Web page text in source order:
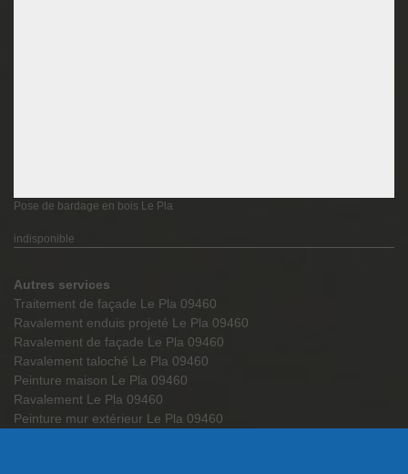
Pose de bardage en bois Le Pla
indisponible
Autres services
Traitement de façade Le Pla 09460
Ravalement enduis projeté Le Pla 09460
Ravalement de façade Le Pla 09460
Ravalement taloché Le Pla 09460
Peinture maison Le Pla 09460
Ravalement Le Pla 09460
Peinture mur extérieur Le Pla 09460